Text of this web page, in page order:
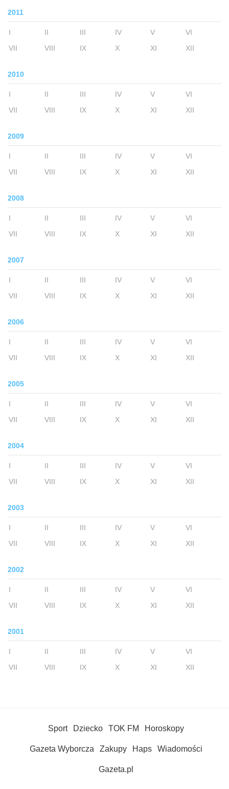
2011
I II III IV V
VI
VII
VIII IX X XI XII
2010
I II III IV V
VI
VII
VIII IX X XI XII
2009
I II III IV V
VI
VII
VIII IX X XI XII
2008
I II III IV V
VI
VII
VIII IX X XI XII
2007
I II III IV V
VI
VII
VIII IX X XI XII
2006
I II III IV V
VI
VII
VIII IX X XI XII
2005
I II III IV V
VI
VII
VIII IX X XI XII
2004
I II III IV V
VI
VII
VIII IX X XI XII
2003
I II III IV V
VI
VII
VIII IX X XI XII
2002
I II III IV V
VI
VII
VIII IX X XI XII
2001
I II III IV V
VI
VII
VIII IX X XI XII
Sport Dziecko TOK FM Horoskopy
Gazeta Wyborcza Zakupy Haps Wiadomości
Gazeta.pl